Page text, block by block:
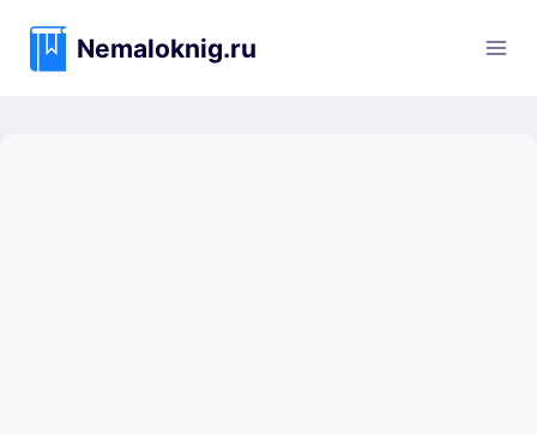
содержимому
Nemaloknig.ru